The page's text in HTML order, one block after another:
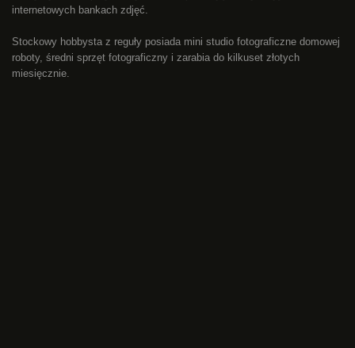
internetowych bankach zdjęć.
Stockowy hobbysta z reguły posiada mini studio fotograficzne domowej
roboty, średni sprzęt fotograficzny i zarabia do kilkuset złotych
miesięcznie.